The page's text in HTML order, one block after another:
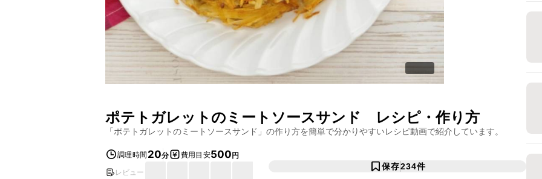
ポテトガレットのミートソースサンド レシピ・作り方
「ポテトガレットのミートソースサンド 」の作り方を簡単で分かりやすいレシピ動画で紹介しています。
調理時間 20分 費用目安500円
レビュー
保存234件